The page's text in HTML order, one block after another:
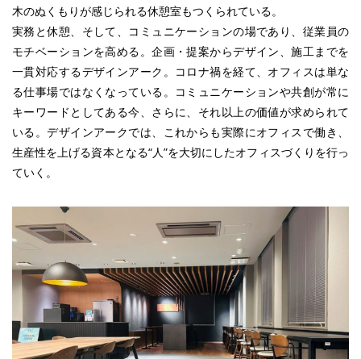
木のぬくもりが感じられる休憩室もつくられている。
実務と休憩、そして、コミュニケーションの場であり、従業員の
モチベーションを高める。企画・提案からデザイン、施工までを
一貫対応するデザインアーク。コロナ禍を経て、オフィスは単な
る仕事場ではなくなっている。コミュニケーションや共創が常に
キーワードとしてある今、さらに、それ以上の価値が求められて
いる。デザインアークでは、これからも実際にオフィスで働き、
生産性を上げる資本となる“人”を大切にしたオフィスづくりを行っ
ていく。